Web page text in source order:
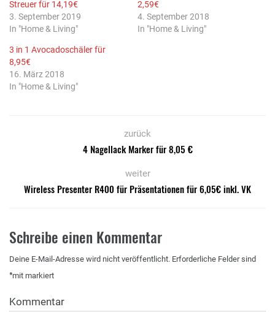
Streuer für 14,19€
3. September 2019
In "Home & Living"
2,59€
4. September 2018
In "Home & Living"
3 in 1 Avocadoschäler für
8,95€
16. März 2018
In "Home & Living"
zurück
4 Nagellack Marker für 8,05 €
weiter
Wireless Presenter R400 für Präsentationen für 6,05€ inkl. VK
Schreibe einen Kommentar
Deine E-Mail-Adresse wird nicht veröffentlicht. Erforderliche Felder sind
mit
* markiert
Kommentar